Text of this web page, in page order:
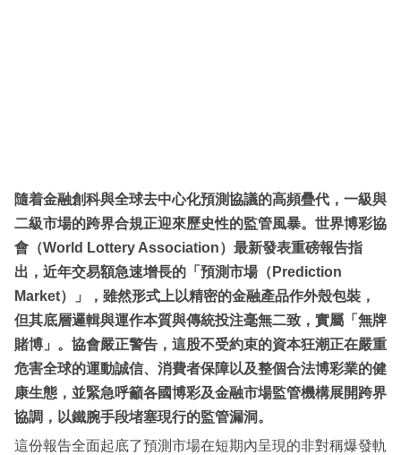
隨着金融創科與全球去中心化預測協議的高頻疊代，一級與
二級市場的跨界合規正迎來歷史性的監管風暴。世界博彩協
會（World Lottery Association）最新發表重磅報告指
出，近年交易額急速增長的「預測市場（Prediction
Market）」，雖然形式上以精密的金融產品作外殼包裝，
但其底層邏輯與運作本質與傳統投注毫無二致，實屬「無牌
賭博」。協會嚴正警告，這股不受約束的資本狂潮正在嚴重
危害全球的運動誠信、消費者保障以及整個合法博彩業的健
康生態，並緊急呼籲各國博彩及金融市場監管機構展開跨界
協調，以鐵腕手段堵塞現行的監管漏洞。
這份報告全面起底了預測市場在短期內呈現的非對稱爆發軌